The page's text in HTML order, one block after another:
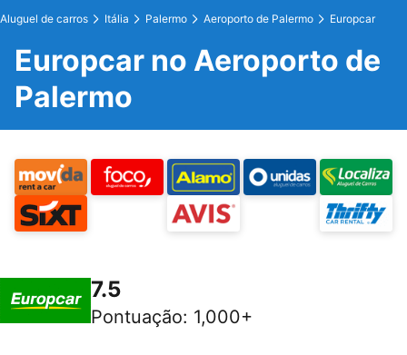
Aluguel de carros Itália Palermo Aeroporto de Palermo Europcar
Europcar no Aeroporto de
Palermo
7.5
Pontuação: 1,000+